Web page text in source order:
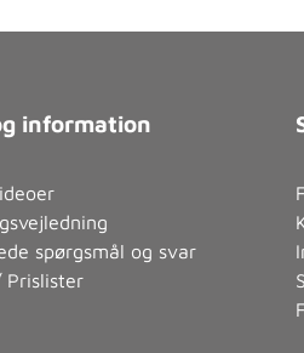
information
spørgsmål og svar
Prislister